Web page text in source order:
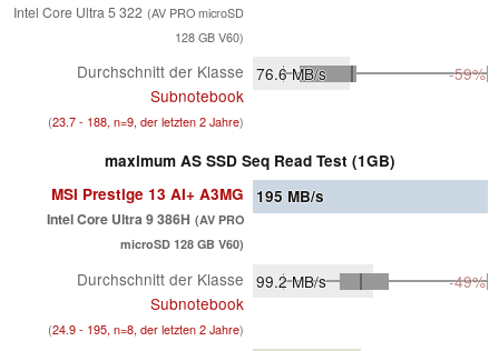
Intel Core Ultra 5 322 (AV PRO microSD
128 GB V60)
Durchschnitt der Klasse
Subnotebook
(23.7 - 188, n=9, der letzten 2 Jahre)
76.6MB/s -59%
maximum AS SSD Seq Read Test (1GB)
MSI Prestige 13 AI+ A3MG
Intel Core Ultra 9 386H (AV PRO
microSD 128 GB V60)
195 MB/s
Durchschnitt der Klasse
Subnotebook
(24.9 - 195, n=8, der letzten 2 Jahre)
99.2MB/s -49%